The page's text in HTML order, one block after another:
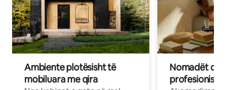
Ambiente plotësisht të
mobiluara me qira
Nomadët